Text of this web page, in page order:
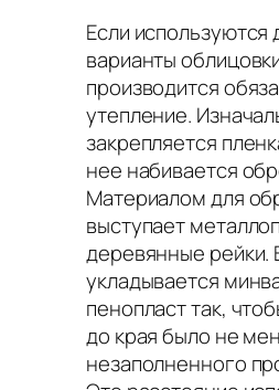
Если используются
варианты
производится
утепление.
закрепляется
нее набивается
Материалом для
выступает
деревянные рейки.
укладывается
пенопласт так,
до края было не
незаполненного